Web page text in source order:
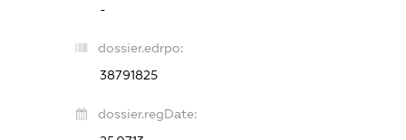
-
dossier.edrpo:
38791825
dossier.regDate: